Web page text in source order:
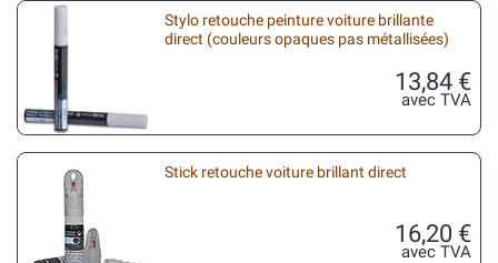
Stylo retouche peinture voiture brillante
direct (couleurs opaques pas métallisées)
13,84 €
avec TVA
Stick retouche voiture brillant direct
16,20 €
avec TVA